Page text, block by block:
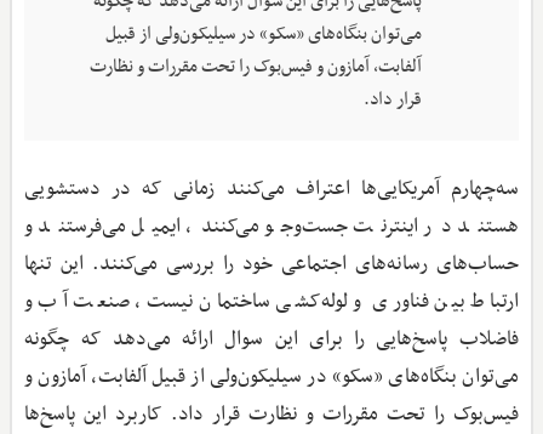
می‌توان بنگاه‌های «سکو» در سیلیکون‌‌ولی از قبیل
آلفابت، آمازون و فیس‌بوک را تحت مقررات و نظارت
قرار داد.
سه‌چهارم آمریکایی‌ها اعتراف می‌کنند زمانی که در دستشویی
هستند در اینترنت جست‌وجو می‌کنند، ایمیل می‌فرستند و
حساب‌های رسانه‌های اجتماعی خود را بررسی می‌کنند. این تنها
ارتباط بین فناوری و لوله‌کشی ساختمان نیست، صنعت آب و
فاضلاب پاسخ‌هایی را برای این سوال ارائه می‌دهد که چگونه
می‌توان بنگاه‌های «سکو» در سیلیکون‌‌ولی از قبیل آلفابت، آمازون و
فیس‌بوک را تحت مقررات و نظارت قرار داد. کاربرد این پاسخ‌ها